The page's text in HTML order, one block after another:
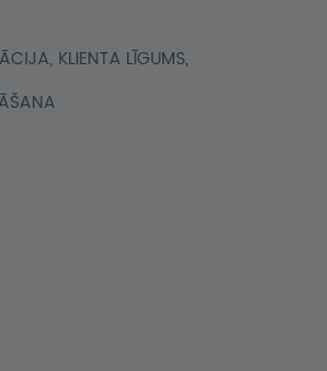
KLIENTA LĪGUMS,